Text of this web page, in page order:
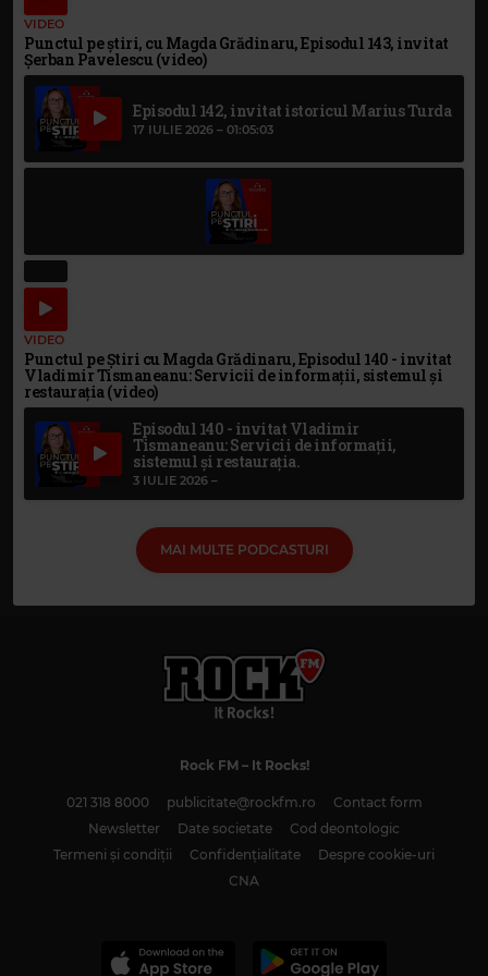
VIDEO
Punctul pe știri, cu Magda Grădinaru, Episodul 143, invitat
Șerban Pavelescu (video)
Episodul 142, invitat istoricul Marius Turda
17 IULIE 2026 – 01:05:03
VIDEO
Punctul pe Știri cu Magda Grădinaru, Episodul 140 - invitat
Vladimir Tismaneanu: Servicii de informații, sistemul și
restaurația (video)
Episodul 140 - invitat Vladimir
Tismaneanu: Servicii de informații,
sistemul și restaurația.
3 IULIE 2026 –
MAI MULTE PODCASTURI
Rock FM– It Rocks!
021 318 8000 publicitate@rockfm.ro
Contact form
Newsletter
Date societate
Cod deontologic
Termeni și condiții
Confidențialitate
Despre cookie-uri
CNA